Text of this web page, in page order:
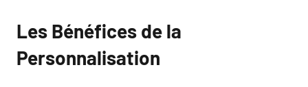
Les Bénéfices de la
Personnalisation